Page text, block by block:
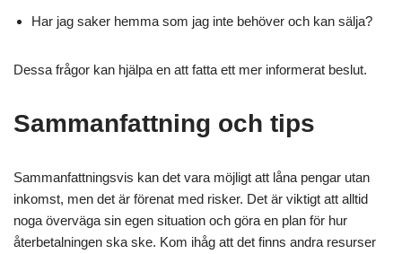
Har jag saker hemma som jag inte behöver och kan sälja?
Dessa frågor kan hjälpa en att fatta ett mer informerat beslut.
Sammanfattning och tips
Sammanfattningsvis kan det vara möjligt att låna pengar utan
inkomst, men det är förenat med risker. Det är viktigt att alltid
noga överväga sin egen situation och göra en plan för hur
återbetalningen ska ske. Kom ihåg att det finns andra resurser